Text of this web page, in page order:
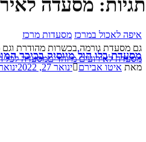
תגיות: מסעדה
איפה לאכול במרכז מסעדות מרכז
מסעדת בלו הול מיוסיק בכיכר
מאת איטו אבירם ינואר 27, 2022 ינואר 30,
גם מסעדת גורמה בכשרות מהודרת וגם
מסעדה לאירועים מיוחדיםמסעדה לכל